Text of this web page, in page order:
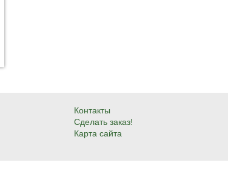
Контакты
Сделать заказ!
Карта сайта